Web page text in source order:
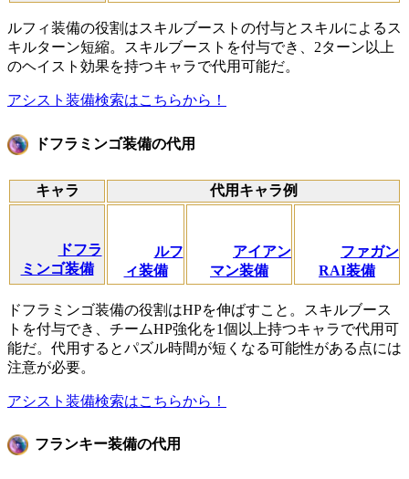
ルフィ装備の役割はスキルブーストの付与とスキルによるス
キルターン短縮。スキルブーストを付与でき、2ターン以上
のヘイスト効果を持つキャラで代用可能だ。
アシスト装備検索はこちらから！
ドフラミンゴ装備の代用
キャラ 代用キャラ例
ドフラ
ミンゴ装備
ルフ
ィ装備
アイアン
マン装備
ファガン
RAI装備
ドフラミンゴ装備の役割はHPを伸ばすこと。スキルブース
トを付与でき、チームHP強化を1個以上持つキャラで代用可
能だ。代用するとパズル時間が短くなる可能性がある点には
注意が必要。
アシスト装備検索はこちらから！
フランキー装備の代用